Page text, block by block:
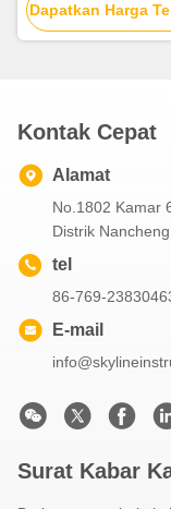
Dapatkan Harga
Kontak Cepat
Alamat
No.1802 Kamar
Distrik
tel
86-769-
E-mail
Surat Kabar